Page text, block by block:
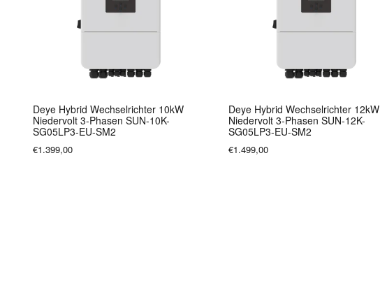
Deye Hybrid Wechselrichter 10kW
Niedervolt 3-Phasen SUN-10K-
SG05LP3-EU-SM2
€1.399,00
Deye Hybrid Wechselrichter 12kW
Niedervolt 3-Phasen SUN-12K-
SG05LP3-EU-SM2
€1.499,00